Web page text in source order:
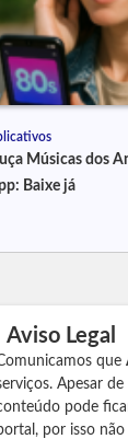
Músicas dos
Baixe já
Aviso Legal
que
Apesar
pode
por isso